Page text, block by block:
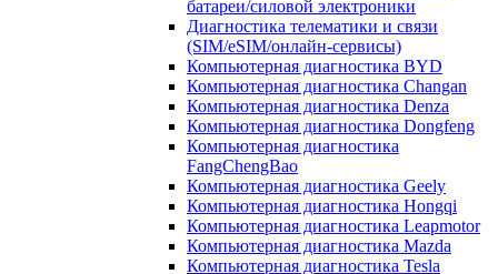
батареи/силовой электроники
Диагностика телематики и связи
(SIM/eSIM/онлайн-сервисы)
Компьютерная диагностика BYD
Компьютерная диагностика Changan
Компьютерная диагностика Denza
Компьютерная диагностика Dongfeng
Компьютерная диагностика
FangChengBao
Компьютерная диагностика Geely
Компьютерная диагностика Hongqi
Компьютерная диагностика Leapmotor
Компьютерная диагностика Mazda
Компьютерная диагностика Tesla